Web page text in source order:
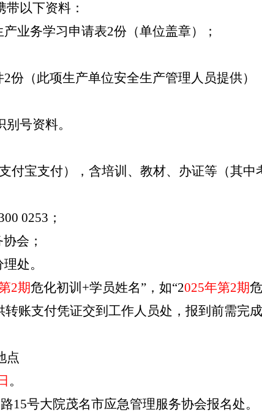
带以下资料：
业务学习申请表2份（单位盖章）；
2份（此项生产单位安全生产管理人员提供）
号资料。
付宝支付），含培训、教材、办证等（其中
0253；
协会 ；
处。
2期危化初训 +学员姓名” ，如“2025年第2期
转账支付凭证交到工作人员处，报到前需完
点
。
15号大院茂名市应急管理服务协会报名处。